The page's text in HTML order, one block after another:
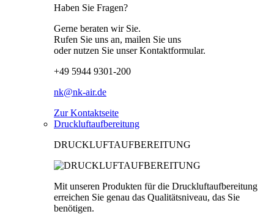
Haben Sie Fragen?
Gerne beraten wir Sie.
Rufen Sie uns an, mailen Sie uns
oder nutzen Sie unser Kontaktformular.
+49 5944 9301-200
nk@nk-air.de
Zur Kontaktseite
Druckluftaufbereitung
DRUCKLUFTAUFBEREITUNG
Mit unseren Produkten für die Druckluftaufbereitung
erreichen Sie genau das Qualitätsniveau, das Sie
benötigen.